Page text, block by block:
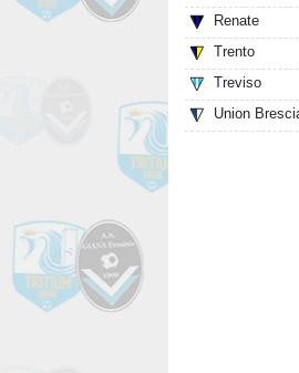
Renate
Trento
Treviso
Union